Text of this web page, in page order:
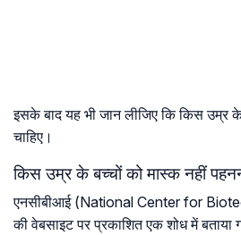
इसके बाद यह भी जान लीजिए कि किस उम्र के
चाहिए।
किस उम्र के बच्चों को मास्क नहीं
एनसीबीआई (National Center for
की वेबसाइट पर प्रकाशित एक शोध में